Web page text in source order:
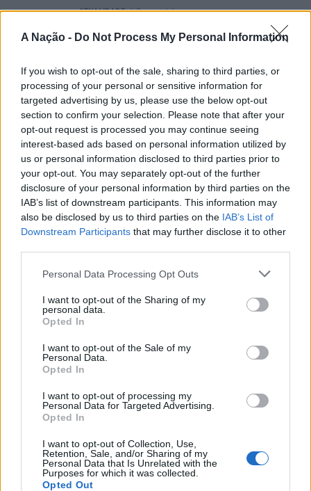
A Nação - Do Not Process My Personal Information
If you wish to opt-out of the sale, sharing to third parties, or
processing of your personal or sensitive information for
targeted advertising by us, please use the below opt-out
section to confirm your selection. Please note that after your
opt-out request is processed you may continue seeing
interest-based ads based on personal information utilized by
us or personal information disclosed to third parties prior to
your opt-out. You may separately opt-out of the further
disclosure of your personal information by third parties on the
IAB’s list of downstream participants. This information may
also be disclosed by us to third parties on the IAB’s List of
Downstream Participants that may further disclose it to other
Personal Data Processing Opt Outs
I want to opt-out of the Sharing of my
personal data.
Opted In
I want to opt-out of the Sale of my
Personal Data.
Opted In
I want to opt-out of processing my
Personal Data for Targeted Advertising.
Opted In
I want to opt-out of Collection, Use,
Retention, Sale, and/or Sharing of my
Personal Data that Is Unrelated with the
Purposes for which it was collected.
Opted Out
ATUALIDADE 2 anos atrás
detenções entre 06 e 12 de fevereiro
Distrito de Castelo Branco: PSP faz oito
detenções entre 30 de janeiro e 06 de fevereiro
ATUALIDADE 3 anos atrás
Distrito de Castelo Branco: PSP faz sete
detenções entre 23 e 30 de janeiro
ATUALIDADE 3 anos atrás
Distrito de Castelo Branco: PSP faz cinco
detenções entre 16 e 23 de janeiro
VER MAIS
Covilhã: Especialista aponta investimento estrangeiro e
valorização imobiliária como motores do crescimento da
Beira Interior
FUNCEX para “reforçar inteligência sobre comércio
exterior”
Esposende acolhe festival de kitesurf
Cinco projetos de Cascais finalistas em iniciativa europeia